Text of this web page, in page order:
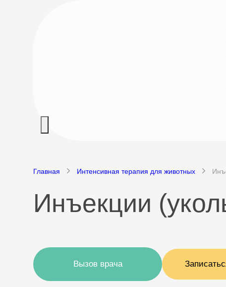
Главная Интенсивная терапия для животных
Инъекции
Вызов врача